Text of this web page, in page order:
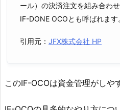
ール）の決済注文を組み合わ
IF-DONE OCOとも呼ばれます
引用元： JFX株式会社 HP
このIF-OCOは資金管理がしや